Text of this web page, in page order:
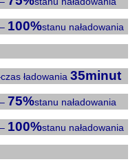
100%stanu naładowania
ładowania35minut
75%stanu naładowania
100%stanu naładowania